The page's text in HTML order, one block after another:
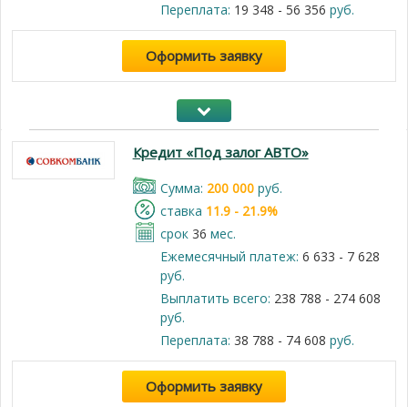
Переплата: 19 348 - 56 356 руб.
Оформить заявку
Кредит «Под залог АВТО»
Cумма: 200 000руб.
cтавка 11.9 - 21.9%
срок 36 мес.
Ежемесячный платеж: 6 633 - 7 628
руб.
Выплатить всего: 238 788 - 274 608
руб.
Переплата: 38 788 - 74 608 руб.
Оформить заявку